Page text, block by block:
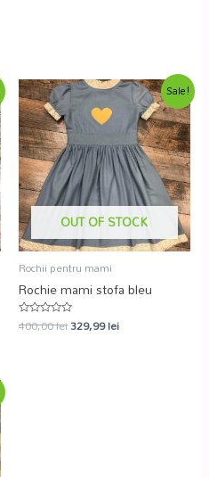
Sale!
OUT OF STOCK
Rochii pentru mami
Rochie mami stofa bleu
Evaluat
la
400,00lei329,99lei